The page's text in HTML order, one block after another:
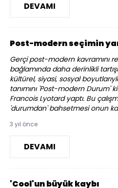
DEVAMI
Post-modern seçimin
Gerçi post-modern kavramını
bağlamında daha derinlikli
kültürel, siyasi, sosyal
tanımını 'Post-modern Durum'
Francois Lyotard yaptı. Bu
'durumdan' bahsetmesi onun
3 yıl önce
DEVAMI
'Cool'un büyük kaybı